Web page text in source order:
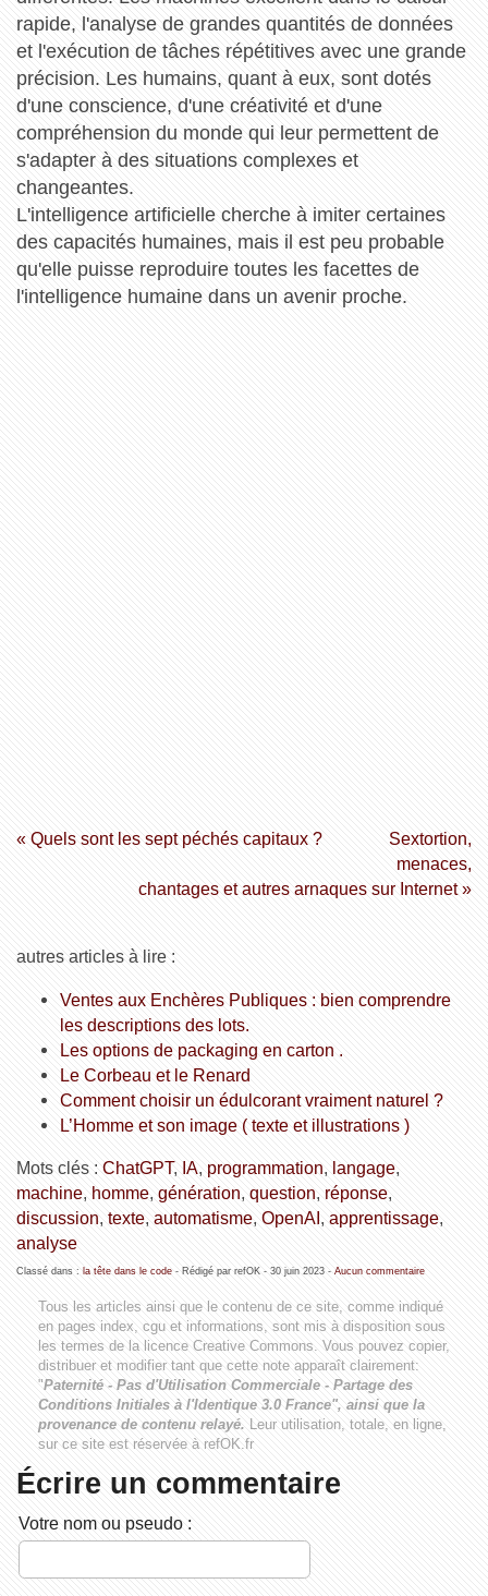
rapide, l'analyse de grandes quantités de données
et l'exécution de tâches répétitives avec une grande
précision. Les humains, quant à eux, sont dotés
d'une conscience, d'une créativité et d'une
compréhension du monde qui leur permettent de
s'adapter à des situations complexes et
changeantes.
L'intelligence artificielle cherche à imiter certaines
des capacités humaines, mais il est peu probable
qu'elle puisse reproduire toutes les facettes de
l'intelligence humaine dans un avenir proche.
« Quels sont les sept péchés capitaux ?
Sextortion,
menaces,
chantages et autres arnaques sur Internet »
autres articles à lire :
Ventes aux Enchères Publiques : bien comprendre
les descriptions des lots.
Les options de packaging en carton .
Le Corbeau et le Renard
Comment choisir un édulcorant vraiment naturel ?
L’Homme et son image ( texte et illustrations )
Mots clés : ChatGPT, IA, programmation, langage,
machine, homme, génération, question, réponse,
discussion, texte, automatisme, OpenAI , apprentissage,
analyse
Classé dans : la tête dans le code- Rédigé par refOK - 30 juin 2023- Aucun commentaire
Tous les articles ainsi que le contenu de ce site, comme indiqué
en pages index, cgu et informations, sont mis à disposition sous
les termes de la licence Creative Commons. Vous pouvez copier,
distribuer et modifier tant que cette note apparaît clairement:
"Paternité - Pas d'Utilisation Commerciale - Partage des
Conditions Initiales à l'Identique 3.0 France", ainsi que la
provenance de contenu relayé. Leur utilisation, totale, en ligne,
sur ce site est réservée à refOK.fr
Écrire un commentaire
Votre nom ou pseudo :